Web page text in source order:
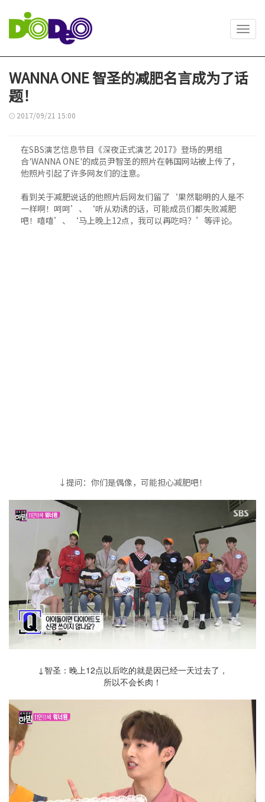
WANNA ONE 智圣的减肥名言成为了话
题！
2017/09/21 15:00
在SBS演艺信息节目《深夜正式演艺 2017》登场的男组
合'WANNA ONE'的成员尹智圣的照片在韩国网站被上传了，
他照片引起了许多网友们的注意。
看到关于减肥说话的他照片后网友们留了‘果然聪明的人是不
一样啊！呵呵’、‘听从劝诱的话，可能成员们都失败减肥
吧！嘻嘻’、‘马上晚上12点，我可以再吃吗？’等评论。
↓提问：你们是偶像，可能担心减肥吧！
↓智圣：晚上12点以后吃的就是因已经一天过去了，
所以不会长肉！